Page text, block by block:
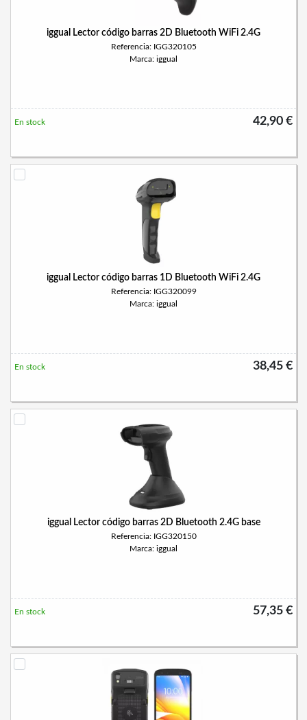
iggual Lector código barras 2D Bluetooth WiFi 2.4G
Referencia: IGG320105
Marca: iggual
42,90 €
En stock
iggual Lector código barras 1D Bluetooth WiFi 2.4G
Referencia: IGG320099
Marca: iggual
38,45 €
En stock
iggual Lector código barras 2D Bluetooth 2.4G base
Referencia: IGG320150
Marca: iggual
57,35 €
En stock